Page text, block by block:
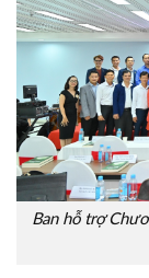
Ban hỗ trợ